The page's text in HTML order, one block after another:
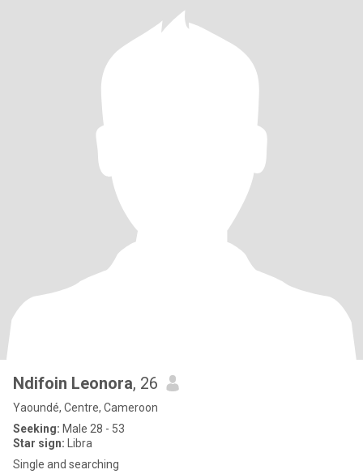
Ndifoin Leonora, 26
Yaoundé, Centre, Cameroon
Seeking: Male 28 - 53
Star sign: Libra
Single and searching